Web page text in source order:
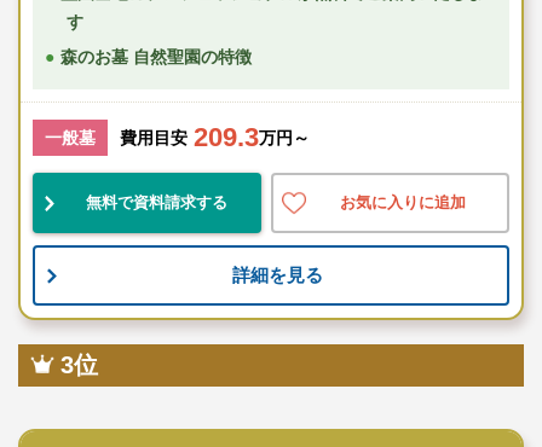
す
森のお墓 自然聖園の特徴
一般墓 費用目安 209.3万円～
無料で資料請求する お気に入りに追加
詳細を見る
3位